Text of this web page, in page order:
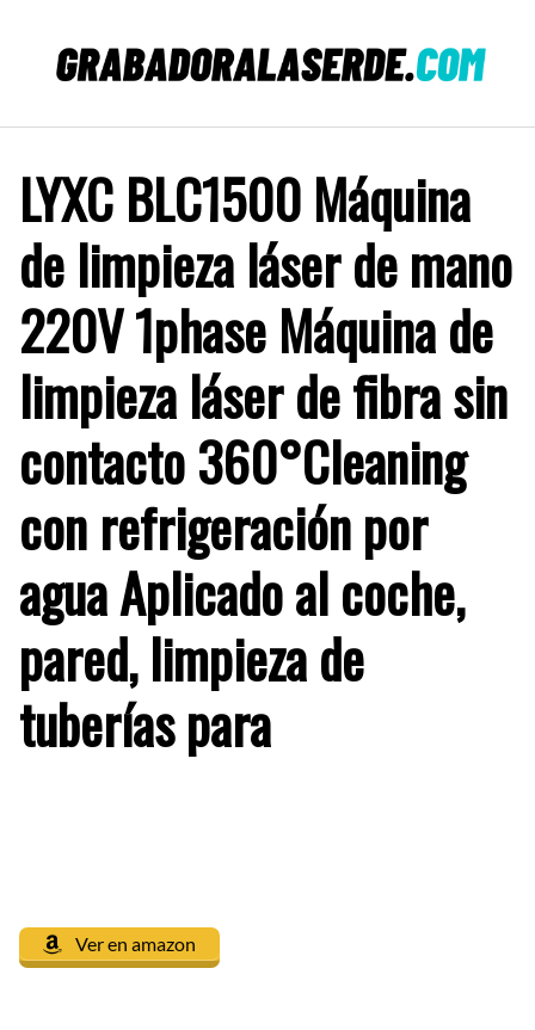
contenido
LYXC BLC1500 Máquina
de limpieza láser de mano
220V 1phase Máquina de
limpieza láser de fibra sin
contacto 360°Cleaning
con refrigeración por
agua Aplicado al coche,
pared, limpieza de
tuberías para
Ver en amazon